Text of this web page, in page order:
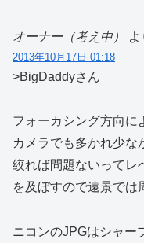
オーナー（考え中） よ
2013年10月17日 01:18
>BigDaddyさん
フォーカシング方向に
カメラでも多かれ少な
絞れば問題ないってレ
を及ぼすので遠景では
ニコンのJPGはシャー